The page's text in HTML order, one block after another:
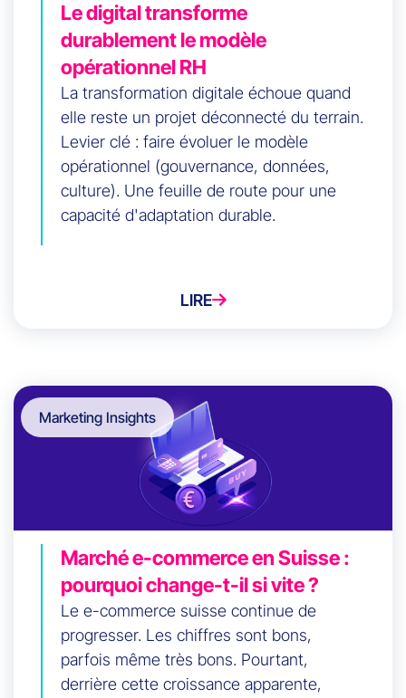
Le digital transforme
durablement le modèle
opérationnel RH
La transformation digitale échoue quand
elle reste un projet déconnecté du terrain.
Levier clé : faire évoluer le modèle
opérationnel (gouvernance, données,
culture). Une feuille de route pour une
capacité d'adaptation durable.
LIRE
Marketing Insights
Marché e-commerce en Suisse :
pourquoi change-t-il si vite ?
Le e-commerce suisse continue de
progresser. Les chiffres sont bons,
parfois même très bons. Pourtant,
derrière cette croissance apparente,